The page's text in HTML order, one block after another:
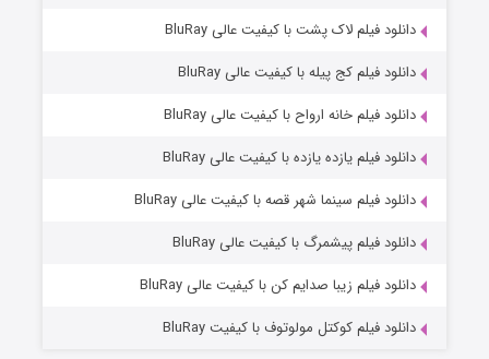
دانلود فیلم لاک پشت با کیفیت عالی BluRay
دانلود فیلم کج‌ پیله با کیفیت عالی BluRay
دانلود فیلم خانه ارواح با کیفیت عالی BluRay
دانلود فیلم یازده یازده با کیفیت عالی BluRay
دانلود فیلم سینما شهر قصه با کیفیت عالی BluRay
دانلود فیلم پیشمرگ با کیفیت عالی BluRay
دانلود فیلم زیبا صدایم کن با کیفیت عالی BluRay
دانلود فیلم کوکتل مولوتوف با کیفیت BluRay